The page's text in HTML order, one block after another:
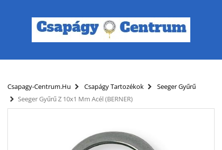
Csapagy-Centrum.hu Csapágy Tartozékok
Seeger Gyűrű
Seeger Gyűrű Z 10x1 Mm Acél (BERNER)